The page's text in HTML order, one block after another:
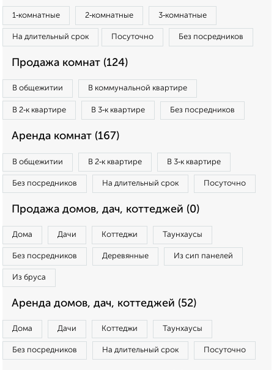
1‑комнатные 2‑комнатные 3‑комнатные
На длительный срок Посуточно Без посредников
Продажа комнат (124)
В общежитии В коммунальной квартире
В 2‑к квартире В 3‑к квартире Без посредников
Аренда комнат (167)
В общежитии В 2‑к квартире В 3‑к квартире
Без посредников На длительный срок Посуточно
Продажа домов, дач, коттеджей (0)
Дома Дачи Коттеджи Таунхаусы
Без посредников Деревянные Из сип панелей
Из бруса
Аренда домов, дач, коттеджей (52)
Дома Дачи Коттеджи Таунхаусы
Без посредников На длительный срок Посуточно